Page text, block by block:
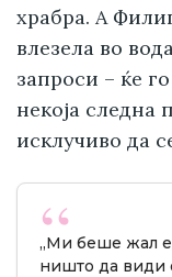
храбра. А
влезела во
запроси – ќе
некоја следна
исклучиво да
„Ми беше жал
ништо да види